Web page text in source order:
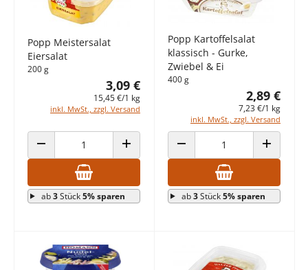
Popp Meistersalat
Eiersalat
200 g
3,09 €
15,45 €/1 kg
inkl. MwSt., zzgl. Versand
ANZAHL VERRINGERN ANZAHL ERHÖHEN
ab3Stück5% sparen
Popp Kartoffelsalat
klassisch - Gurke,
Zwiebel & Ei
400 g
2,89 €
7,23 €/1 kg
inkl. MwSt., zzgl. Versand
ANZAHL VERRINGERN ANZAHL
ab3Stück5% sparen